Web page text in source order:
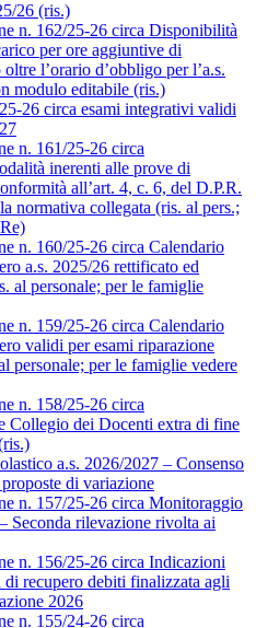
26 (ris.)
n. 162/25-26 circa Disponibilità
per ore aggiuntive di
l’orario d’obbligo per l’a.s.
modulo editabile (ris.)
26 circa esami integrativi validi
n. 161/25-26 circa
inerenti alle prove di
all’art. 4, c. 6, del D.P.R.
normativa collegata (ris. al pers.;
n. 160/25-26 circa Calendario
a.s. 2025/26 rettificato ed
al personale; per le famiglie
n. 159/25-26 circa Calendario
validi per esami riparazione
personale; per le famiglie vedere
n. 158/25-26 circa
Collegio dei Docenti extra di fine
a.s. 2026/2027 – Consenso
di variazione
n. 157/25-26 circa Monitoraggio
Seconda rilevazione rivolta ai
n. 156/25-26 circa Indicazioni
di recupero debiti finalizzata agli
2026
n. 155/24-26 circa